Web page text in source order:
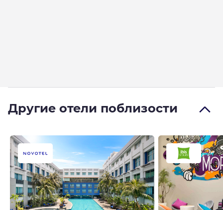
Другие отели поблизости